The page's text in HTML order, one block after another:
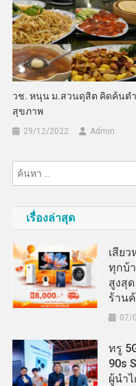
วช. หนุน ม.สวนดุสิต คิดค้นต
สุขภาพ
29/12/2022 Admin
เรื่องล่าสุด
เสีย
ทุกบ้
สูงสุ
ร้าน
07/
ทรู
90s
ผู้นำ